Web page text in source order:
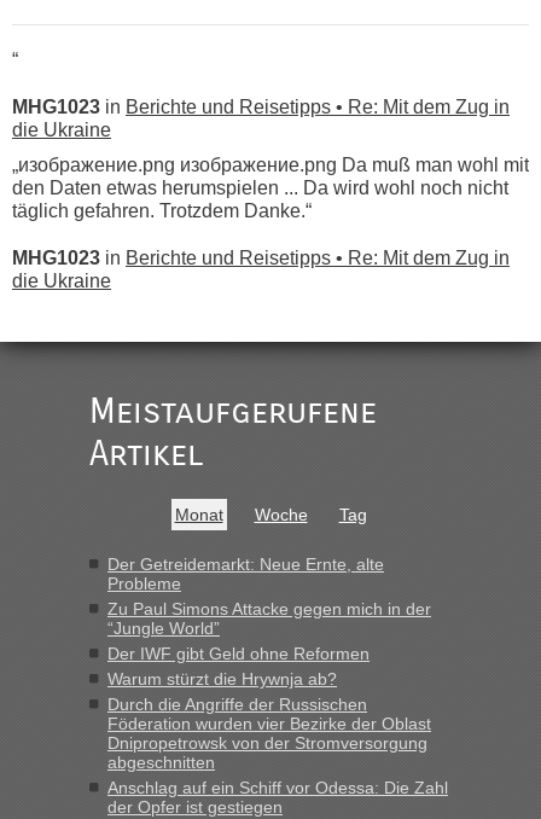
“
MHG1023 in Berichte und Reisetipps • Re: Mit dem Zug in
die Ukraine
„изображение.png изображение.png Da muß man wohl mit
den Daten etwas herumspielen ... Da wird wohl noch nicht
täglich gefahren. Trotzdem Danke.“
MHG1023 in Berichte und Reisetipps • Re: Mit dem Zug in
die Ukraine
Ist korrekt, aber ich finde man hätte trotzdem im Text gleich
darauf hinweisen können.
War aber nicht "böse" gemeint ...
buchbar - warum auch immer ...
Hab´s versucht - bekomme aber immer angezeigt "auf dieser
Strecke fahren wir nicht"
MHG1023 inBerichte und Reisetipps • Re: Mit dem Zug in
die Ukraine
„Man sollte aber explizit dazu schreiben, daß es ein Zug von
LeoExpress ist - und nur auf deren Webseite kann man die
Fahrkarten kaufen. Zumindest ist es die erste Umsteigefreie
Verbindung von Deutschland...“
Meistaufgerufene
Artikel
Monat Woche Tag
Der Getreidemarkt: Neue Ernte, alte
Probleme
Zu Paul Simons Attacke gegen mich in der
“Jungle World”
Der IWF gibt Geld ohne Reformen
Warum stürzt die Hrywnja ab?
Durch die Angriffe der Russischen
Föderation wurden vier Bezirke der Oblast
Dnipropetrowsk von der Stromversorgung
abgeschnitten
Anschlag auf ein Schiff vor Odessa: Die Zahl
der Opfer ist gestiegen